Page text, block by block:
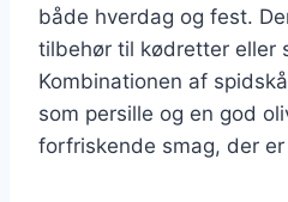
både hverdag og fest.
tilbehør til kødretter eller
Kombinationen af
som persille og en god
forfriskende smag, der